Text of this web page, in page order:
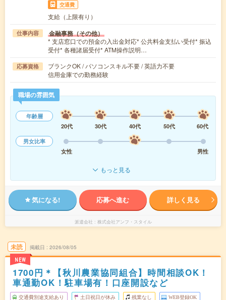
交通費
支給（上限有り）
仕事内容 金融事務（その他）
* 支店窓口での預金の入出金対応* 公共料金支払い受付* 振込
受付* 各種諸届受付* ATM操作説明…
応募資格
ブランクOK / パソコンスキル不要 / 英語力不要
信用金庫での勤務経験
職場の雰囲気
年齢層
20代
30代 40代 50代
60代
男女比率
女性
男性
もっと見る
気になる! 応募へ進む 詳しく見る
派遣会社 株式会社アンフ・スタイル
未読
NEW
掲載日 2026/08/05
1700円＊【秋川農業協同組合】時間相談OK！
車通勤OK！駐車場有！口座開設など
交通費別途支給あり 土日祝日が休み 残業なし WEB登録OK